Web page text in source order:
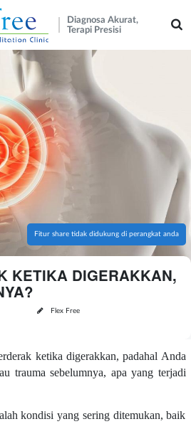
Diagnosa Akurat,
Terapi Presisi
Fitur share tidak didukung di perangkat anda
KETIKA DIGERAKKAN,
Flex Free
ketika digerakkan, padahal Anda
trauma sebelumnya, apa yang terjadi
kondisi yang sering ditemukan, baik